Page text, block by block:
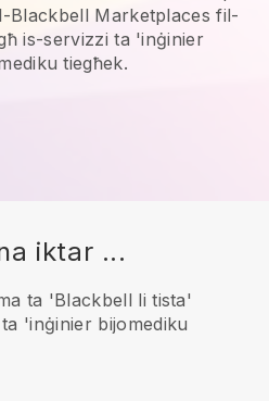
Blackbell Marketplaces fil-
is-servizzi ta 'inġinier
tiegħek.
iktar ...
ta 'Blackbell li tista'
'inġinier bijomediku